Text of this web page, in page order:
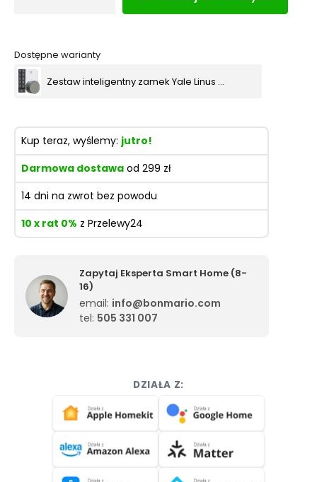
DZIAŁA Z:
Dostępne warianty
Zestaw inteligentny zamek Yale Linus L2 LITE srebrny + Mostek Connect X + klawiatura Smart Keypad
Kup teraz, wyślemy: jutro!
Darmowa dostawa od 299 zł
14 dni na zwrot bez powodu
10 x rat 0% z Przelewy24
Zapytaj Eksperta Smart Home (8-
16)
email: info@bonmario.com
tel: 505 331 007